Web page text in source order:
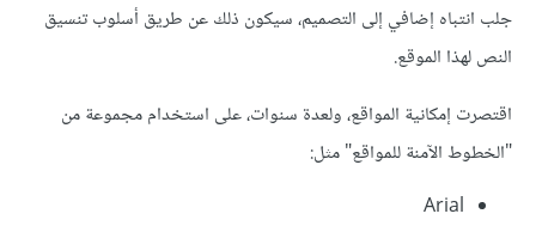
جلب انتباه إضافي إلى التصميم، سيكون ذلك عن طريق أسلوب تنسيق
النص لهذا الموقع.
اقتصرت إمكانية المواقع، ولعدة سنوات، على استخدام مجموعة من
"الخطوط الآمنة للمواقع" مثل:
Arial